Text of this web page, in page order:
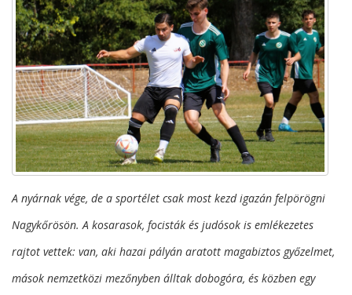
A nyárnak vége, de a sportélet csak most kezd igazán felpörögni
Nagykőrösön. A kosarasok, focisták és judósok is emlékezetes
rajtot vettek: van, aki hazai pályán aratott magabiztos győzelmet,
mások nemzetközi mezőnyben álltak dobogóra, és közben egy